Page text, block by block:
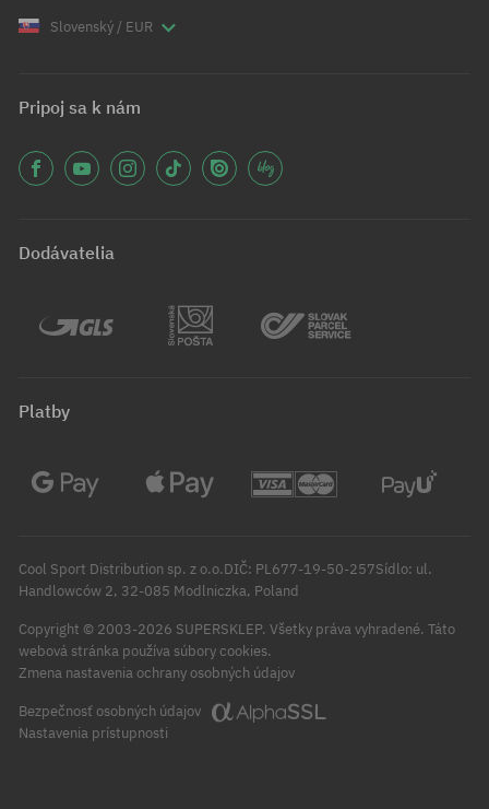
Slovenský / EUR
Pripoj sa k nám
Dodávatelia
Platby
Cool Sport Distribution sp. z o.o.DIČ: PL677-19-50-257Sídlo: ul.
Handlowców 2, 32-085 Modlniczka, Poland
Copyright © 2003-2026 SUPERSKLEP. Všetky práva vyhradené. Táto
webová stránka používa súbory cookies.
Zmena nastavenia ochrany osobných údajov
Bezpečnosť osobných údajov
Nastavenia prístupnosti